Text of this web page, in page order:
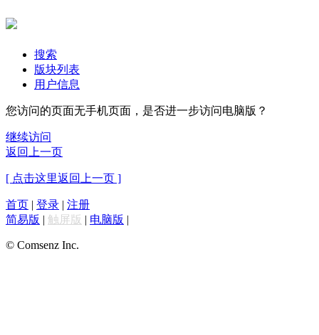
搜索
版块列表
用户信息
您访问的页面无手机页面，是否进一步访问电脑版？
继续访问
返回上一页
[ 点击这里返回上一页 ]
首页 | 登录 | 注册
简易版 | 触屏版 | 电脑版 |
© Comsenz Inc.